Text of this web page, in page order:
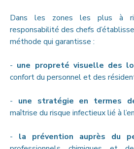
Dans les zones les plus à
responsabilité des chefs
méthode qui garantisse :
- une propreté visuelle des
confort du personnel et des
- une stratégie en termes
maîtrise du risque infectieux lié à
- la prévention auprès du